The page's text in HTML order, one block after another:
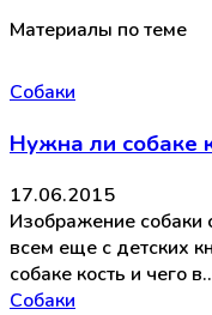
Материалы по теме
Собаки
Нужна ли собаке
17.06.2015
Изображение собаки
всем еще с детских
собаке кость и чего
Собаки